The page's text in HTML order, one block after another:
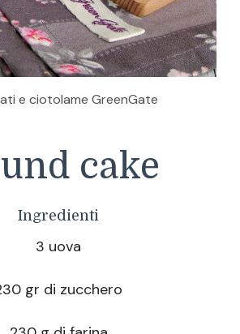
e ciotolame GreenGate
cake
Ingredienti
3 uova
gr di zucchero